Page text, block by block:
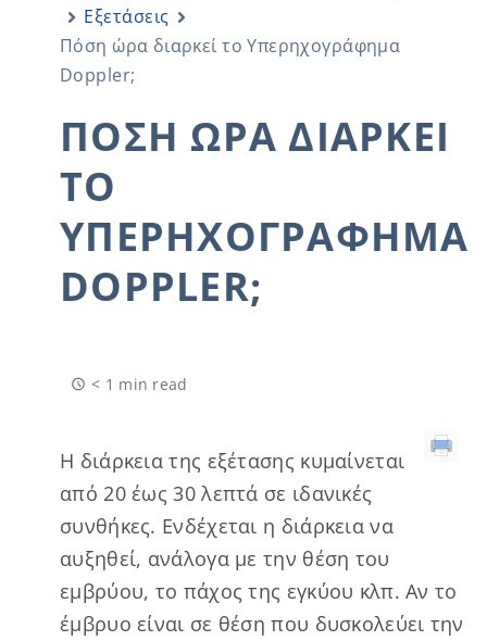
Εξετάσεις
Πόση ώρα διαρκεί το Υπερηχογράφημα
Doppler;
ΠΌΣΗ ΏΡΑ ΔΙΑΡΚΕΊ
ΤΟ
ΥΠΕΡΗΧΟΓΡΆΦΗΜΑ
DOPPLER;
< 1 min read
Η διάρκεια της εξέτασης κυμαίνεται
από 20 έως 30 λεπτά σε ιδανικές
συνθήκες. Ενδέχεται η διάρκεια να
αυξηθεί, ανάλογα με την θέση του
εμβρύου, το πάχος της εγκύου κλπ. Αν το
έμβρυο είναι σε θέση που δυσκολεύει την